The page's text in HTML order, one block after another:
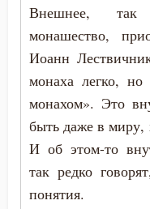
Внешнее, так
монашество,
Иоанн
монаха легко, но
монахом». Это
быть даже в миру,
И об этом-то
так редко
понятия.